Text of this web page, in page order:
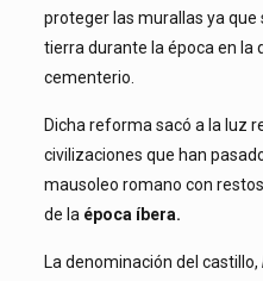
proteger las murallas ya
tierra durante la época en la
cementerio.
Dicha reforma sacó a la luz
civilizaciones que han
mausoleo romano con
de la época íbera.
La denominación del castillo,